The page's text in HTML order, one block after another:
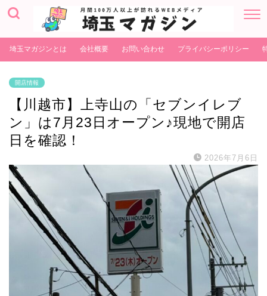
埼玉マガジンとは 会社概要 お問い合わせ プライバシーポリシー
開店情報
【川越市】上寺山の「セブンイレブ
ン」は7月23日オープン♪現地で開店
日を確認！
2026年7月6日